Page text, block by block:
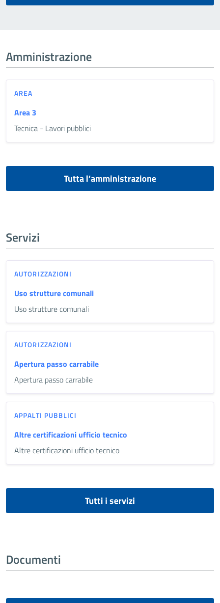
Amministrazione
AREA
Area 3
Tecnica - Lavori pubblici
Tutta l’amministrazione
Servizi
AUTORIZZAZIONI
Uso strutture comunali
Uso strutture comunali
AUTORIZZAZIONI
Apertura passo carrabile
Apertura passo carrabile
APPALTI PUBBLICI
Altre certificazioni ufficio tecnico
Altre certificazioni ufficio tecnico
Tutti i servizi
Documenti